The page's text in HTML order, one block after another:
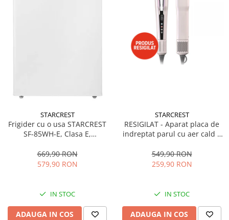
STARCREST
Frigider cu o usa STARCREST
SF-85WH-E, Clasa E,
interioara, Compartiment
gheata, H 82 cm, Alb
669,90 RON
579,90 RON
IN STOC
ADAUGA IN COS
STARCREST
RESIGILAT - Aparat placa de
indreptat parul cu aer cald 2
1300 W, Uscare si indreptare,
Afisaj LCD, Tehnologie cu ioni
549,90 RON
259,90 RON
IN STOC
ADAUGA IN COS